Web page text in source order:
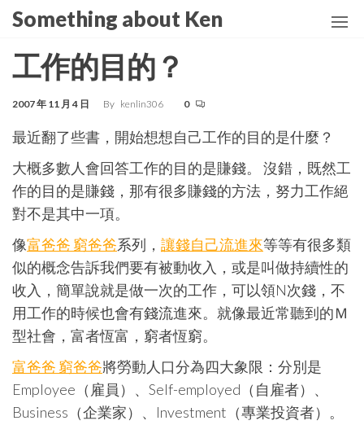
Skip
the
content
Something about Ken
工作的目的？
2007 年 11 月 4 日 By kenlin306 0
最近翻了些書，開始想想自己工作的目的是什麼？
大概多數人會回答工作的目的是賺錢。 沒錯，既然工
作的目的是賺錢，那有很多賺錢的方法，努力工作絕
對不是其中一項。
像富爸爸 窮爸爸系列， 讓錢自己流進來等等有很多類
似的概念告訴我們要有被動收入，或是叫做持續性的
收入，簡單說就是做一次的工作，可以領N次錢，不
用工作的時候也會有錢流進來。就像最近常聽到的Ｍ
型社會，富者恆富，窮者恆窮。
富爸爸 窮爸爸將勞動人口分為四大象限：分別是
Employee（雇員）、Self-employed（自雇者）、
Business（企業家）、Investment（專業投資者）。